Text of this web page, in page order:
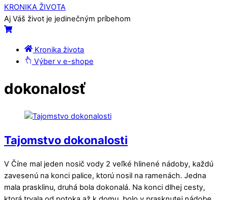
to
content
KRONIKA ŽIVOTA
Aj Váš život je jedinečným príbehom
Cart
Kronika života
Výber v e-shope
Menu
Cart
dokonalosť
Tajomstvo dokonalosti
V Číne mal jeden nosič vody 2 veľké hlinené nádoby, každú
zavesenú na konci palice, ktorú nosil na ramenách. Jedna
mala prasklinu, druhá bola dokonalá. Na konci dlhej cesty,